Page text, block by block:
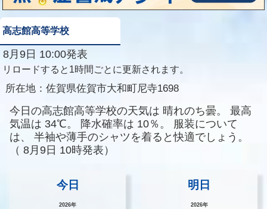
高志館高等学校
8月9日 10:00発表
リロードすると1時間ごとに更新されます。
所在地： 佐賀県佐賀市大和町尼寺1698
今日の高志館高等学校の天気は 晴れのち曇。
最高
気温は 34℃。 降水確率は 10％。
服装について
は、
半袖や薄手のシャツを着ると快適でしょう。
（ 8月9日 10時発表）
今日
2026年
明日
2026年